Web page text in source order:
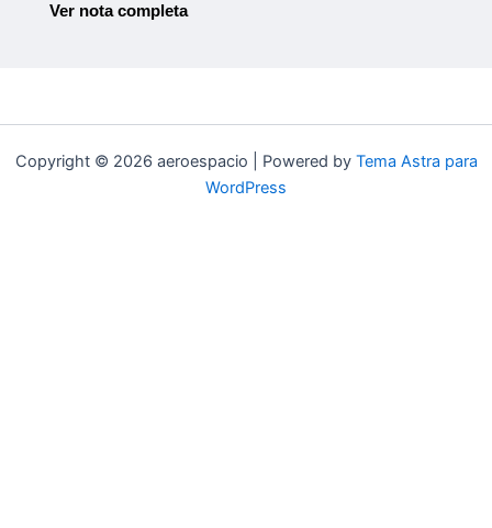
Ver nota completa
Copyright © 2026 aeroespacio | Powered by Tema Astra para
WordPress